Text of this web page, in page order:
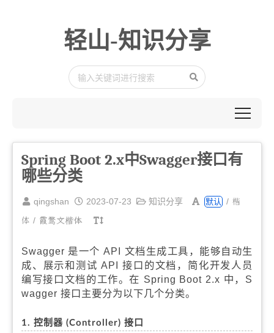
轻山-知识分享
Spring Boot 2.x中Swagger接口有
哪些分类
qingshan 2023-07-23 知识分享 默认 / 楷
体 / 霞鹜文楷体
Swagger 是一个 API 文档生成工具，能够自动生
成、展示和测试 API 接口的文档，简化开发人员
编写接口文档的工作。在 Spring Boot 2.x 中，S
wagger 接口主要分为以下几个分类。
1. 控制器 (Controller) 接口